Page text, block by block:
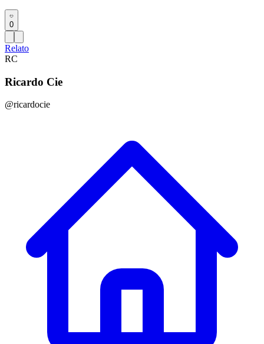
0
Relato
RC
Ricardo Cie
@ricardocie